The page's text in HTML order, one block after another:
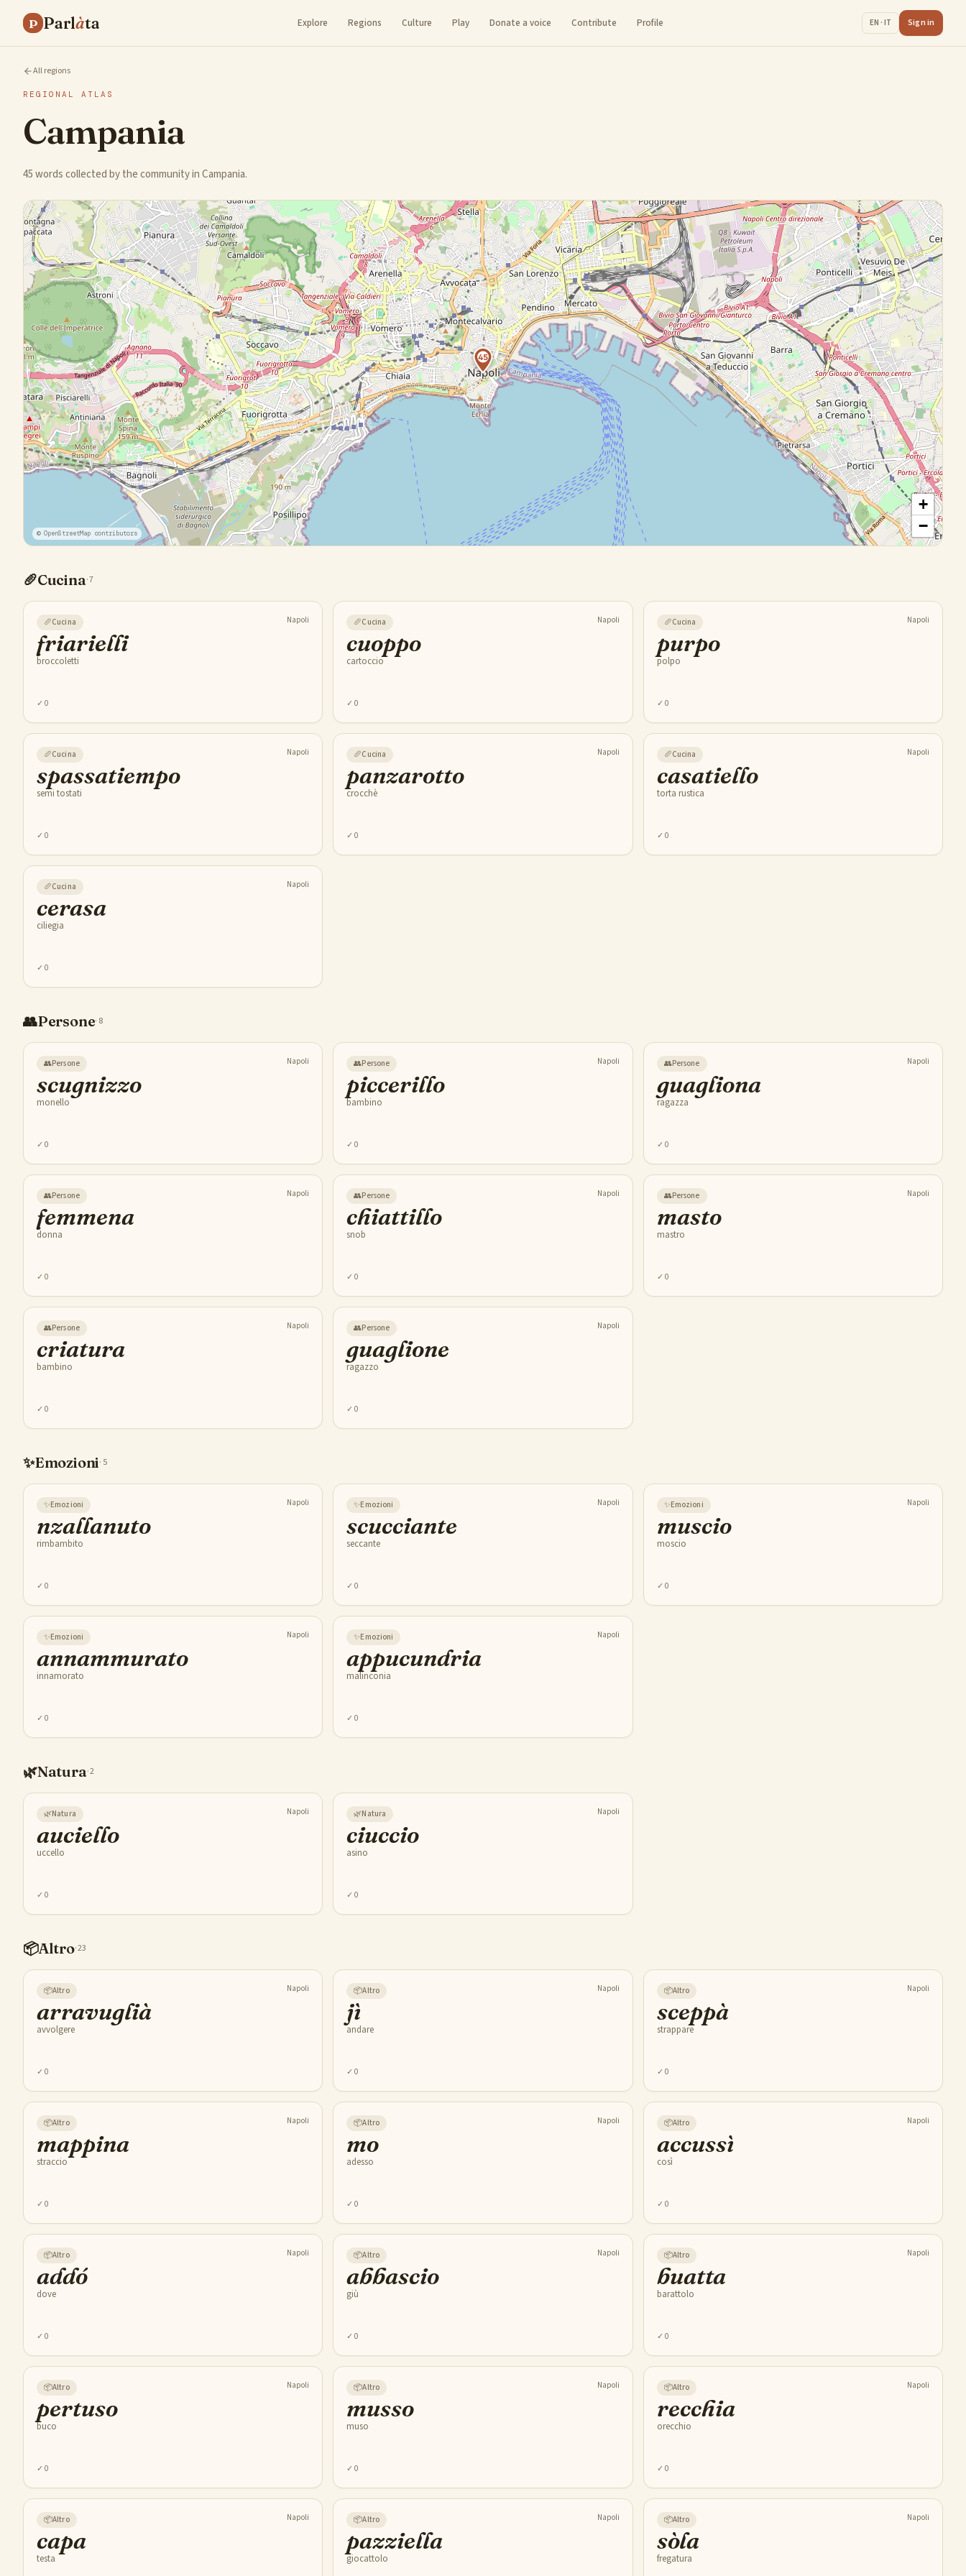
P Parlàta Explore Regions Culture Play Donate a voice Contribute Profile EN · IT Sign in
All regions
REGIONAL ATLAS
Campania
45 words collected by the community in Campania.
45
+
−
© OpenStreetMap contributors
🥖Cucina·7
🥖Cucina Napoli
friarielli
broccoletti
✓ 0
🥖Cucina Napoli
cuoppo
cartoccio
✓0
🥖Cucina Napoli
purpo
polpo
✓ 0
🥖Cucina Napoli
spassatiempo
semi tostati
✓ 0
🥖Cucina Napoli
panzarotto
crocchè
✓0
🥖Cucina Napoli
casatiello
torta rustica
✓ 0
🥖Cucina Napoli
cerasa
ciliegia
✓ 0
👥Persone· 8
👥Persone Napoli
scugnizzo
monello
✓ 0
👥Persone Napoli
piccerillo
bambino
✓0
👥Persone Napoli
guagliona
ragazza
✓ 0
👥Persone Napoli
femmena
donna
✓ 0
👥Persone Napoli
chiattillo
snob
✓0
👥Persone Napoli
masto
mastro
✓ 0
👥Persone Napoli
criatura
bambino
✓ 0
👥Persone Napoli
guaglione
ragazzo
✓0
✨Emozioni· 5
✨Emozioni Napoli
nzallanuto
rimbambito
✓ 0
✨Emozioni Napoli
scucciante
seccante
✓0
✨Emozioni Napoli
muscio
moscio
✓ 0
✨Emozioni Napoli
annammurato
innamorato
✓ 0
✨Emozioni Napoli
appucundria
malinconia
✓0
🌿Natura·2
🌿Natura Napoli
auciello
uccello
✓ 0
🌿Natura Napoli
ciuccio
asino
✓0
📦Altro·23
📦Altro Napoli
arravuglià
avvolgere
✓ 0
📦Altro Napoli
jì
andare
✓0
📦Altro Napoli
sceppà
strappare
✓ 0
📦Altro Napoli
mappina
straccio
✓ 0
📦Altro Napoli
mo
adesso
✓0
📦Altro Napoli
accussì
così
✓ 0
📦Altro Napoli
addó
dove
✓ 0
📦Altro Napoli
abbascio
giù
✓0
📦Altro Napoli
buatta
barattolo
✓ 0
📦Altro Napoli
pertuso
buco
✓ 0
📦Altro Napoli
musso
muso
✓0
📦Altro Napoli
recchia
orecchio
✓ 0
📦Altro Napoli
capa
testa
📦Altro Napoli
pazziella
giocattolo
📦Altro Napoli
sòla
fregatura